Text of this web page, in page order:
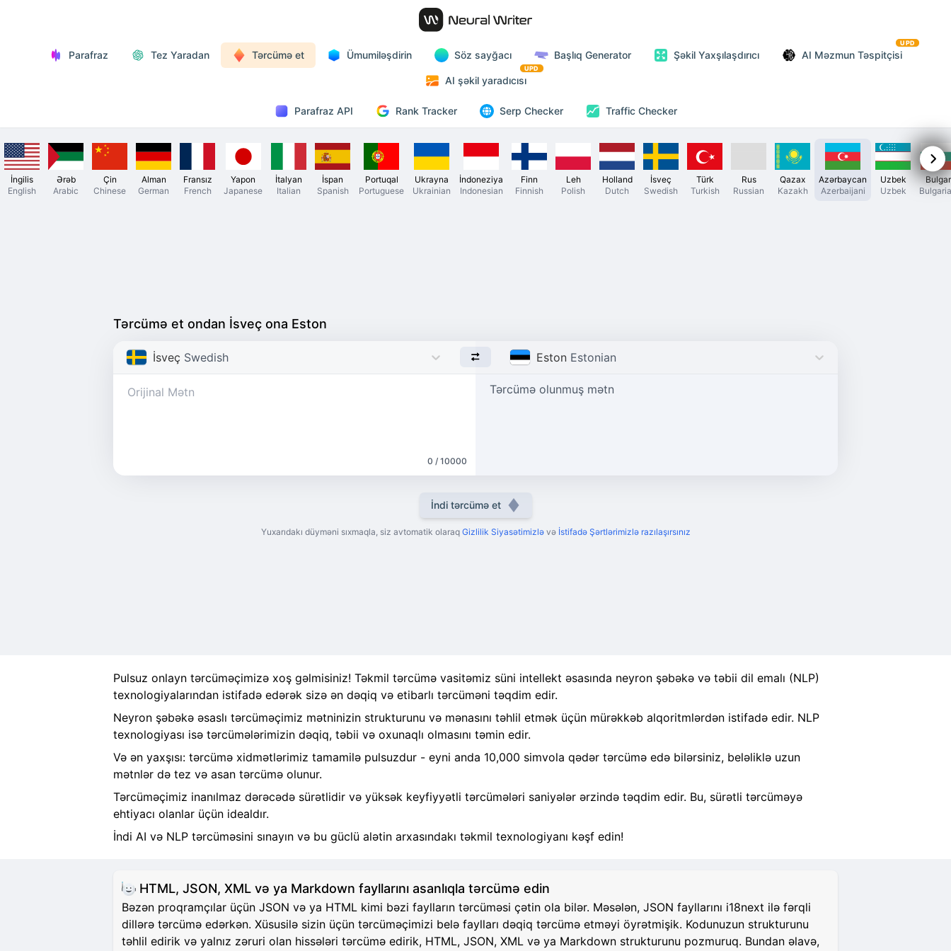
Parafraz Tez Yaradan Tərcümə et Ümumiləşdirin Söz sayğacı Başlıq Generator Şəkil Yaxşılaşdırıcı AI Məzmun Təspitçisi
UPD
AI şəkil yaradıcısı
UPD
Parafraz API Rank Tracker Serp Checker Traffic Checker
İngilis
English
Ərəb
Arabic
Çin
Chinese
Alman
German
Fransız
French
Yapon
Japanese
İtalyan
Italian
İspan
Spanish
Portuqal
Portuguese
Ukrayna
Ukrainian
İndoneziya
Indonesian
Finn
Finnish
Leh
Polish
Holland
Dutch
İsveç
Swedish
Türk
Turkish
Rus
Russian
Qazax
Kazakh
Azərbaycan
Azerbaijani
Uzbek
Uzbek
Bulgar
Tərcümə et ondan İsveç ona Eston
İsveç Swedish Eston Estonian
0 / 10000
Tərcümə olunmuş mətn
İndi tərcümə et
Yuxarıdakı düyməni sıxmaqla, siz avtomatik olaraq Gizlilik Siyasətimizlə və İstifadə Şərtlərimizlə razılaşırsınız
Pulsuz onlayn tərcüməçimizə xoş gəlmisiniz! Təkmil tərcümə vasitəmiz süni intellekt əsasında neyron şəbəkə və təbii dil emalı (NLP)
texnologiyalarından istifadə edərək sizə ən dəqiq və etibarlı tərcüməni təqdim edir.
Neyron şəbəkə əsaslı tərcüməçimiz mətninizin strukturunu və mənasını təhlil etmək üçün mürəkkəb alqoritmlərdən istifadə edir. NLP
texnologiyası isə tərcümələrimizin dəqiq, təbii və oxunaqlı olmasını təmin edir.
Və ən yaxşısı: tərcümə xidmətlərimiz tamamilə pulsuzdur - eyni anda 10,000 simvola qədər tərcümə edə bilərsiniz, beləliklə uzun
mətnlər də tez və asan tərcümə olunur.
Tərcüməçimiz inanılmaz dərəcədə sürətlidir və yüksək keyfiyyətli tərcümələri saniyələr ərzində təqdim edir. Bu, sürətli tərcüməyə
ehtiyacı olanlar üçün idealdır.
İndi AI və NLP tərcüməsini sınayın və bu güclü alətin arxasındakı təkmil texnologiyanı kəşf edin!
HTML, JSON, XML və ya Markdown fayllarını asanlıqla tərcümə edin
Bəzən proqramçılar üçün JSON və ya HTML kimi bəzi faylların tərcüməsi çətin ola bilər. Məsələn, JSON fayllarını i18next ilə fərqli
dillərə tərcümə edərkən. Xüsusilə sizin üçün tərcüməçimizi belə faylları dəqiq tərcümə etməyi öyrətmişik. Kodunuzun strukturunu
təhlil edirik və yalnız zəruri olan hissələri tərcümə edirik, HTML, JSON, XML və ya Markdown strukturunu pozmuruq. Bundan əlavə,